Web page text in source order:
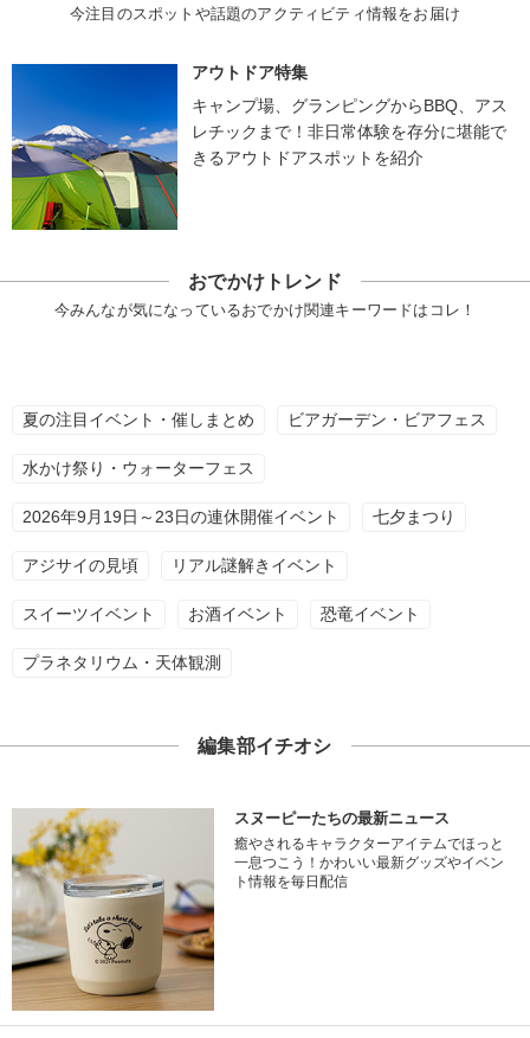
今注目のスポットや話題のアクティビティ情報をお届け
アウトドア特集
キャンプ場、グランピングからBBQ、アス
レチックまで！非日常体験を存分に堪能で
きるアウトドアスポットを紹介
おでかけトレンド
今みんなが気になっているおでかけ関連キーワードはコレ！
夏の注目イベント・催しまとめ ビアガーデン・ビアフェス
水かけ祭り・ウォーターフェス
2026年9月19日～23日の連休開催イベント 七夕まつり
アジサイの見頃 リアル謎解きイベント
スイーツイベント お酒イベント 恐竜イベント
プラネタリウム・天体観測
編集部イチオシ
スヌーピーたちの最新ニュース
癒やされるキャラクターアイテムでほっと
一息つこう！かわいい最新グッズやイベン
ト情報を毎日配信